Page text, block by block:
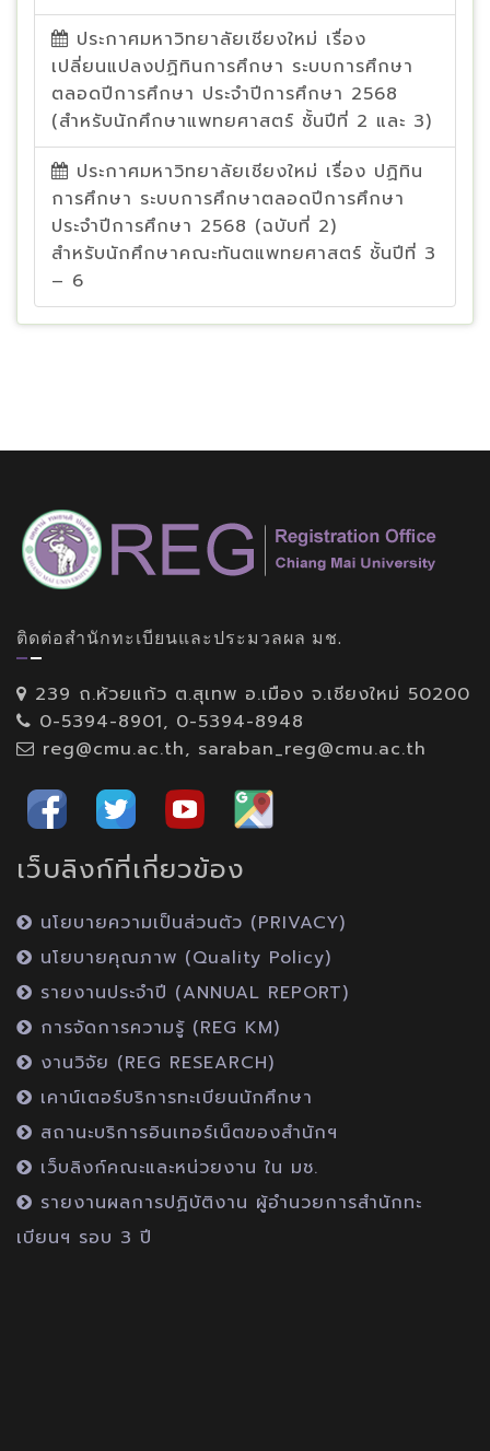
ประกาศมหาวิทยาลัยเชียงใหม่ เรื่อง
เปลี่ยนแปลงปฏิทินการศึกษา ระบบการศึกษา
ตลอดปีการศึกษา ประจำปีการศึกษา 2568
(สำหรับนักศึกษาแพทยศาสตร์ ชั้นปีที่ 2 และ 3)
ประกาศมหาวิทยาลัยเชียงใหม่ เรื่อง ปฏิทิน
การศึกษา ระบบการศึกษาตลอดปีการศึกษา
ประจำปีการศึกษา 2568 (ฉบับที่ 2)
สำหรับนักศึกษาคณะทันตแพทยศาสตร์ ชั้นปีที่ 3
– 6
ติดต่อสำนักทะเบียนและประมวลผล มช.
239 ถ.ห้วยแก้ว ต.สุเทพ อ.เมือง จ.เชียงใหม่ 50200
0-5394-8901, 0-5394-8948
reg@cmu.ac.th, saraban_reg@cmu.ac.th
เว็บลิงก์ที่เกี่ยวข้อง
นโยบายความเป็นส่วนตัว (PRIVACY)
นโยบายคุณภาพ (Quality Policy)
รายงานประจำปี (ANNUAL REPORT)
การจัดการความรู้ (REG KM)
งานวิจัย (REG RESEARCH)
เคาน์เตอร์บริการทะเบียนนักศึกษา
สถานะบริการอินเทอร์เน็ตของสำนักฯ
เว็บลิงก์คณะและหน่วยงาน ใน มช.
รายงานผลการปฏิบัติงาน ผู้อำนวยการสำนักทะ
เบียนฯ รอบ 3 ปี